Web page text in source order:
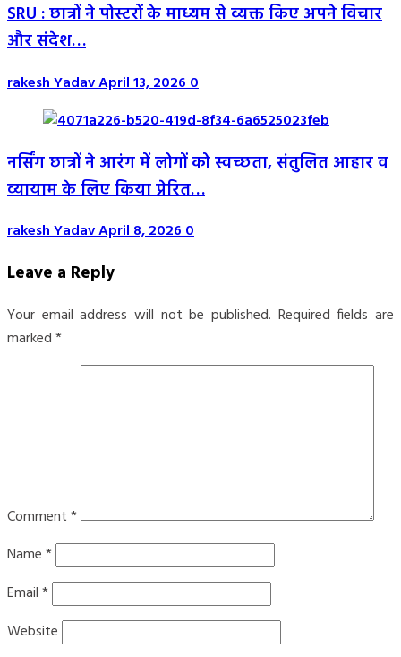
SRU : छात्रों ने पोस्टरों के माध्यम से व्यक्त किए अपने विचार
और संदेश…
rakesh YadavApril 13, 20260
नर्सिंग छात्रों ने आरंग में लोगों को स्वच्छता, संतुलित आहार व
व्यायाम के लिए किया प्रेरित…
rakesh YadavApril 8, 20260
Leave a Reply
Your email address will not be published. Required fields are
marked*
Comment*
Name*
Email*
Website